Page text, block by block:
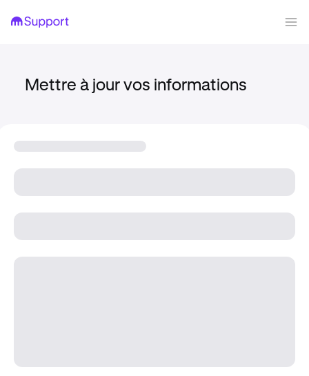
Mettre à jour vos informations